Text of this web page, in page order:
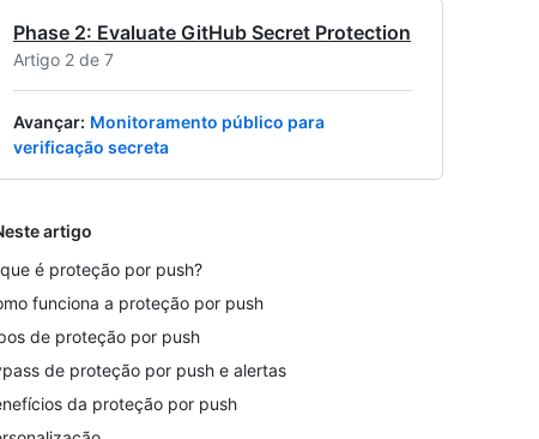
Phase 2: Evaluate GitHub Secret Protection
Artigo 2 de 7
Avançar: Monitoramento público para
verificação secreta
artigo
é proteção por push?
funciona a proteção por push
de proteção por push
de proteção por push e alertas
da proteção por push